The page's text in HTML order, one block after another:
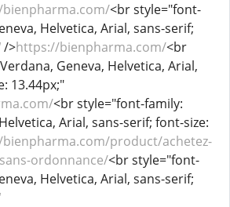
<br style="font-
Helvetica, Arial, sans-serif;
/>https://bienpharma.com/<br
Geneva, Helvetica, Arial,
13.44px;"
<br style="font-family:
Arial, sans-serif; font-size:
product/achetez-
ordonnance/<br style="font-
Helvetica, Arial, sans-serif;